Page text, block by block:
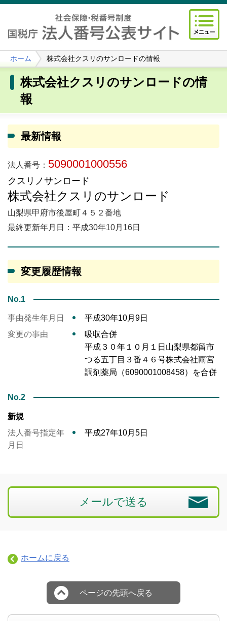
ホーム 株式会社クスリのサンロードの情報
株式会社クスリのサンロードの情
報
最新情報
法人番号： 5090001000556
クスリノサンロード
株式会社クスリのサンロード
山梨県甲府市後屋町４５２番地
最終更新年月日：平成30年10月16日
変更履歴情報
No.1
事由発生年月日
平成30年10月9日
変更の事由
吸収合併
平成３０年１０月１日山梨県都留市
つる五丁目３番４６号株式会社雨宮
調剤薬局（6090001008458）を合併
No.2
新規
法人番号指定年
月日
平成27年10月5日
メールで送る
ホームに戻る
ページの先頭へ戻る